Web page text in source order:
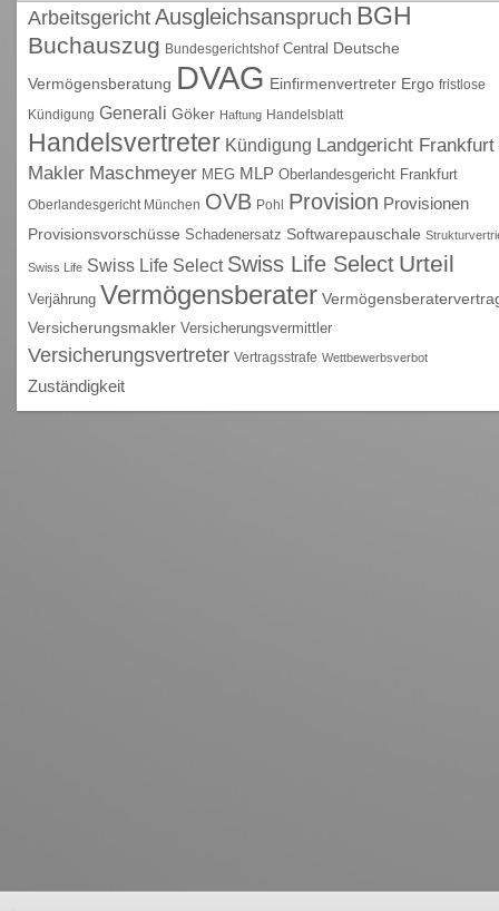
Arbeitsgericht Ausgleichsanspruch BGH
Buchauszug Bundesgerichtshof Central Deutsche
Vermögensberatung DVAG Einfirmenvertreter Ergo fristlose
Kündigung Generali Göker Haftung Handelsblatt
Handelsvertreter Kündigung Landgericht Frankfurt
Makler Maschmeyer MEG MLP Oberlandesgericht Frankfurt
Oberlandesgericht München OVB Pohl Provision Provisionen
Provisionsvorschüsse Schadenersatz Softwarepauschale
Swiss Life Swiss Life Select Swiss Life Select Urteil
Verjährung Vermögensberater
Versicherungsmakler Versicherungsvermittler
Versicherungsvertreter Vertragsstrafe Wettbewerbsverbot
Zuständigkeit